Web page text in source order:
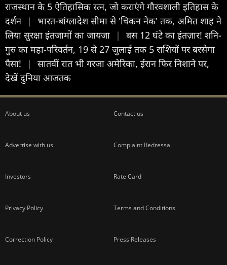
राजस्थान के 5 ऐतिहासिक रत्न, जो कराएंगे गौरवशाली इतिहास के
दर्शन |
भारत-बांग्लादेश सीमा से 'चिकन नेक' तक, अमित शाह ने
लिया सुरक्षा इंतजामों का जायजा
|
बस 12 घंटे का इंतज़ार! शनि-
गुरु का महा-परिवर्तन, 19 से 27 जुलाई तक 5 राशियों पर बरसेगा
पैसा!
|
सातवीं रात भी गरजा अमेरिका, ईरान फिर निशाने पर,
देखें दुनिया आजतक
About us Contact us
Advertise with us Complaint Redressal
Investors Rate Card
Privacy Policy Terms and Conditions
Correction Policy Press Releases